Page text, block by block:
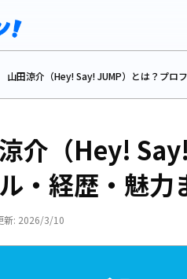
山田涼介（Hey! Say! JUMP）とは？プロ
介（Hey!
・経歴・魅力
新: 2026/3/10